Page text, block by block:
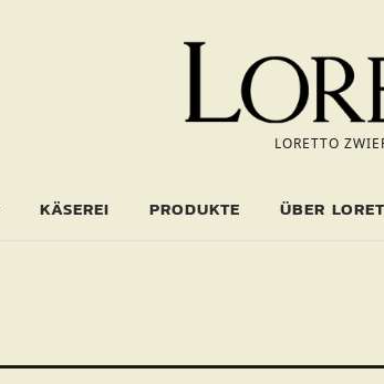
LORETTO
KÄSEREI PRODUKTE ÜBER